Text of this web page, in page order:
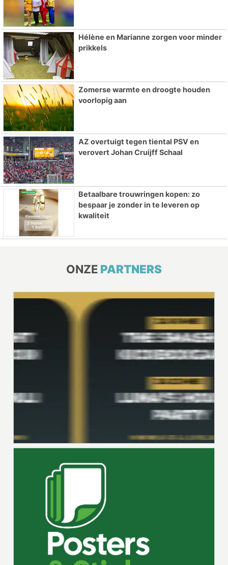
Hélène en Marianne zorgen voor minder
prikkels
Zomerse warmte en droogte houden
voorlopig aan
AZ overtuigt tegen tiental PSV en
verovert Johan Cruijff Schaal
Betaalbare trouwringen kopen: zo
bespaar je zonder in te leveren op
kwaliteit
ONZE PARTNERS